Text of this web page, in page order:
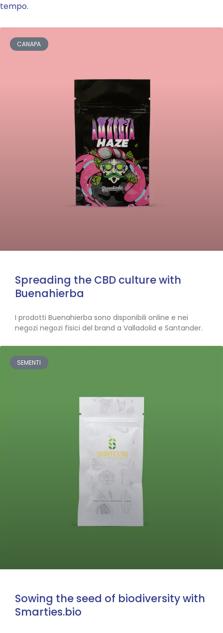
tempo.
CANAPA
Spreading the CBD culture with
Buenahierba
I prodotti Buenahierba sono disponibili online e nei
negozi negozi fisici del brand a Valladolid e Santander.
SEMENTI
Sowing the seed of biodiversity with
Smarties.bio